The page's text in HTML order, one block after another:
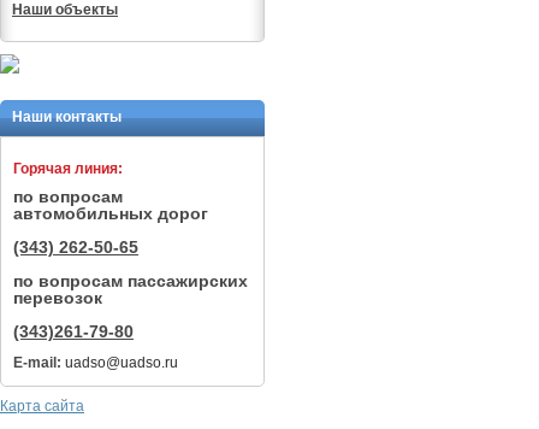
Наши объекты
Наши контакты
Горячая линия:
по вопросам
автомобильных дорог
(343) 262-50-65
по вопросам пассажирских
перевозок
(343)261-79-80
E-mail: uadso@uadso.ru
Карта сайта